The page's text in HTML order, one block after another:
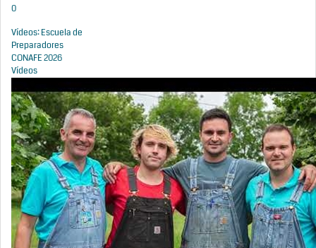
0
Vídeos: Escuela de
Preparadores
CONAFE 2026
Vídeos